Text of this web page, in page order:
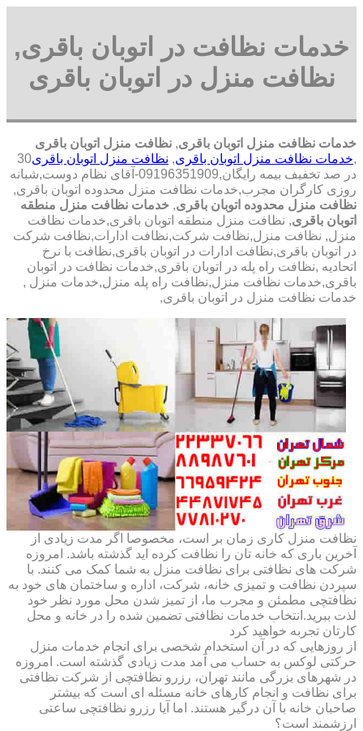
خدمات نظافت در اتوبان باقری,
نظافت منزل در اتوبان باقری
خدمات نظافت منزل اتوبان باقری, نظافت منزل اتوبان باقری
,خدمات نظافت منزل اتوبان باقری, نظافت منزل اتوبان باقری30
در صد تخفیف بیمه رایگان,09196351909-آقای نظام دوست,شبانه
روزی کارگران مجرب,خدمات نظافت منزل محدوده اتوبان باقری,
نظافت منزل محدوده اتوبان باقری, خدمات نظافت منزل منطقه
اتوبان باقری, نظافت منزل منطقه اتوبان باقری,خدمات نظافت
منزل, نظافت منزل,نظافت شرکت,نظافت ادارات,نظافت شرکت
در اتوبان باقری,نظافت ادارات در اتوبان باقری,نظافت با نرخ
اتحادیه ,نظافت راه پله در اتوبان باقری,خدمات نظافت در اتوبان
باقری,خدمات نظافت منزل,نظافت راه پله منزل,خدمات منزل ,
خدمات نظافت منزل در اتوبان باقری,
نظافت منزل کاری زمان بر است، مخصوصا اگر مدت زیادی از
آخرین باری که خانه تان را نظافت کرده اید گذشته باشد. امروزه
شرکت های نظافتی برای نظافت منزل به شما کمک می کنند. با
سپردن نظافت و تمیزی خانه، شرکت، اداره و ساختمان های خود به
نظافتچی مطمئن و مجرب ما، از تمیز شدن محل مورد نظر خود
لذت ببرید.انتخاب خدمات نظافتی تضمین شده را در خانه و محل
کارتان تجربه خواهید کرد
از روزهایی که در آن استخدام شخصی برای انجام خدمات منزل
حرکتی لوکس به حساب می آمد مدت زیادی گذشته است. امروزه
در شهرهای بزرگی مانند تهران، رزرو نظافتچی از شرکت نظافتی
برای نظافت و انجام کارهای خانه مسئله ای است که بیشتر
صاحبان خانه با آن درگیر هستند. اما آیا رزرو نظافتچی ساعتی
ارزشمند است؟